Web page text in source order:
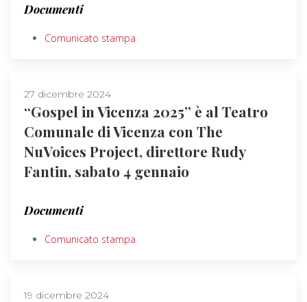
Documenti
Comunicato stampa
27 dicembre 2024
“Gospel in Vicenza 2025” è al Teatro
Comunale di Vicenza con The
NuVoices Project, direttore Rudy
Fantin, sabato 4 gennaio
Documenti
Comunicato stampa
19 dicembre 2024